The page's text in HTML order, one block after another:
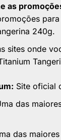
as
240g.
sites onde
Site oficial
das
das